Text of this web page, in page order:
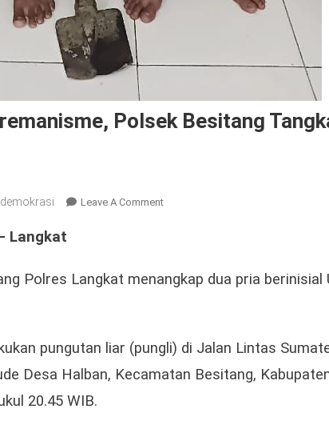
Polsek Besitang
Leave A CommentOn
Polsek
Pria
Pelaku
Langkat
Polres Langkat menangkap dua pria berinisial
pungutan liar (pungli) di Jalan Lintas
Desa Halban, Kecamatan Besitang,
20.45 WIB.